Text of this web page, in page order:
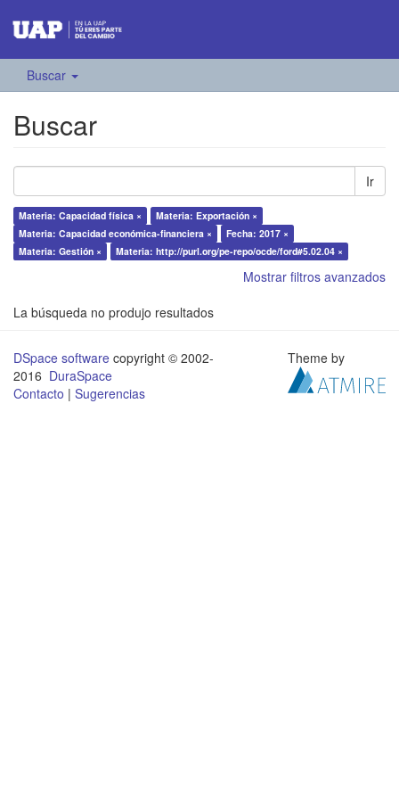
Buscar
Buscar
Ir
Materia: Capacidad física ×
Materia: Exportación ×
Materia: Capacidad económica-financiera ×
Fecha: 2017 ×
Materia: Gestión ×
Materia: http://purl.org/pe-repo/ocde/ford#5.02.04 ×
Mostrar filtros avanzados
La búsqueda no produjo resultados
DSpace software copyright © 2002-
2016 DuraSpace
Contacto | Sugerencias
Theme by